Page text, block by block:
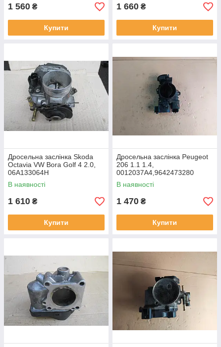
1 560 ₴
Купити
1 660 ₴
Купити
Дросельна заслінка Skoda
Octavia VW Bora Golf 4 2.0,
06A133064H
В наявності
1 610 ₴
Купити
Дросельна заслінка Peugeot
206 1.1 1.4,
0012037A4,9642473280
В наявності
1 470 ₴
Купити